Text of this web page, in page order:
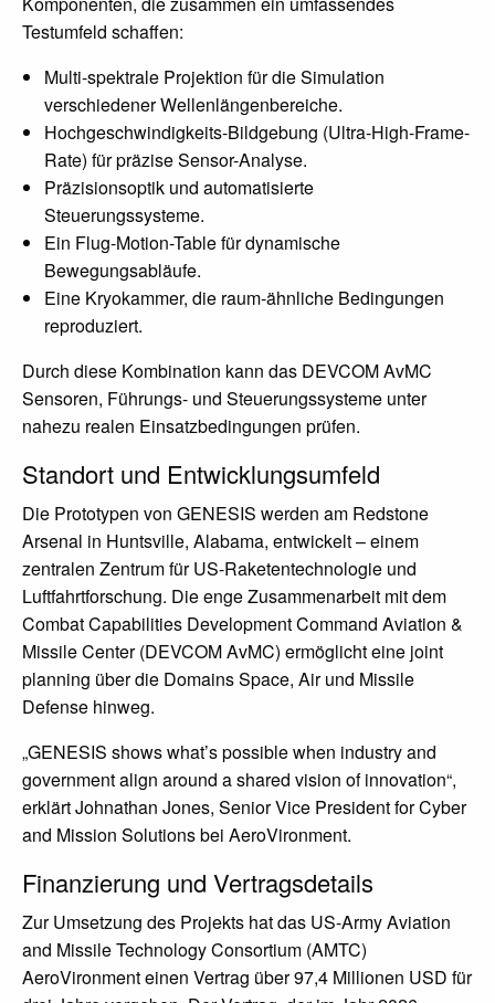
Testumfeld schaffen:
Multi-spektrale Projektion für die Simulation
verschiedener Wellenlängenbereiche.
Hochgeschwindigkeits-Bildgebung (Ultra-High-Frame-
Rate) für präzise Sensor-Analyse.
Präzisionsoptik und automatisierte
Steuerungssysteme.
Ein Flug-Motion-Table für dynamische
Bewegungsabläufe.
Eine Kryokammer, die raum-ähnliche Bedingungen
reproduziert.
Durch diese Kombination kann das DEVCOM AvMC
Sensoren, Führungs- und Steuerungssysteme unter
nahezu realen Einsatzbedingungen prüfen.
Standort und Entwicklungsumfeld
Die Prototypen von GENESIS werden am Redstone
Arsenal in Huntsville, Alabama, entwickelt – einem
zentralen Zentrum für US-Raketentechnologie und
Luftfahrtforschung. Die enge Zusammenarbeit mit dem
Combat Capabilities Development Command Aviation &
Missile Center (DEVCOM AvMC) ermöglicht eine joint
planning über die Domains Space, Air und Missile
Defense hinweg.
„GENESIS shows what’s possible when industry and
government align around a shared vision of innovation“,
erklärt Johnathan Jones, Senior Vice President for Cyber
and Mission Solutions bei AeroVironment.
Finanzierung und Vertragsdetails
Zur Umsetzung des Projekts hat das US-Army Aviation
and Missile Technology Consortium (AMTC)
AeroVironment einen Vertrag über 97,4 Millionen USD für